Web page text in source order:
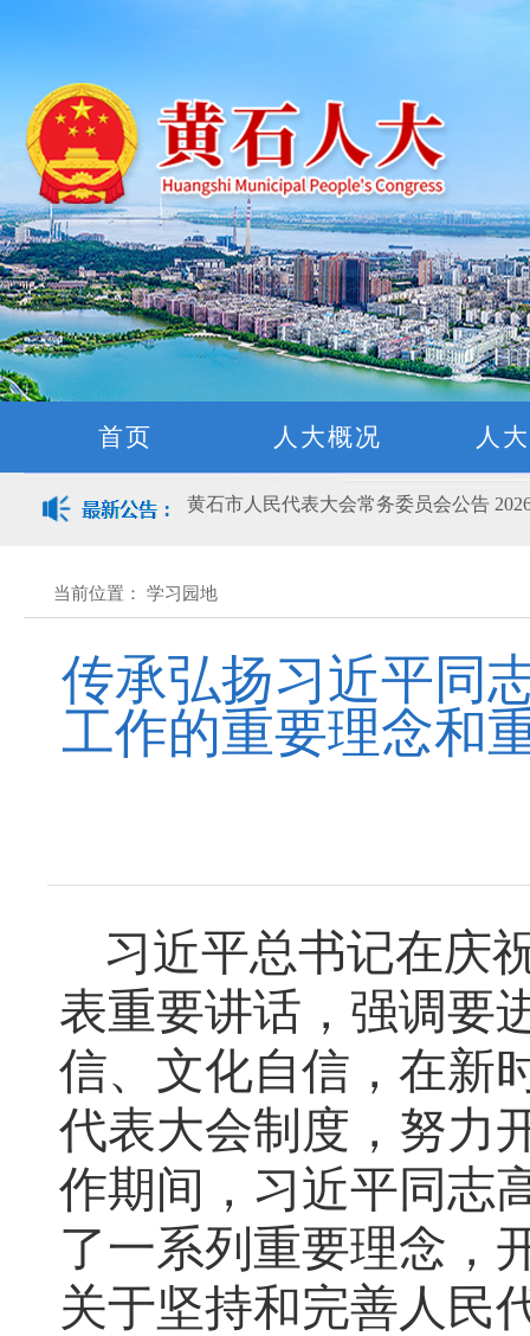
首页 人大概况 人
黄石市人民代表大会常务委员会公告
关于征集立法工作规划（2027年—2031
关于征求《黄石市停车场建设管理条例
公开征集“扩大内需大力提振消费”社会
黄石市人民代表大会常务委员会公告
黄石市人民代表大会常务委员会公告
黄石市人民代表大会常务委员会公告
关于征集立法工作规划（2027年—2031
关于征求《黄石市停车场建设管理条例
黄石市人民代表大会常务委员会公告
当前位置： 学习园地
传承弘扬习近平同
工作的重要理念和
习近平总书记在庆
表重要讲话，强调要
信、文化自信，在新
代表大会制度，努力
作期间，习近平同志
了一系列重要理念，
关于坚持和完善人民